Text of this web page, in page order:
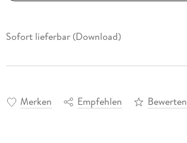
Sofort lieferbar (Download)
Merken Empfehlen Bewerten